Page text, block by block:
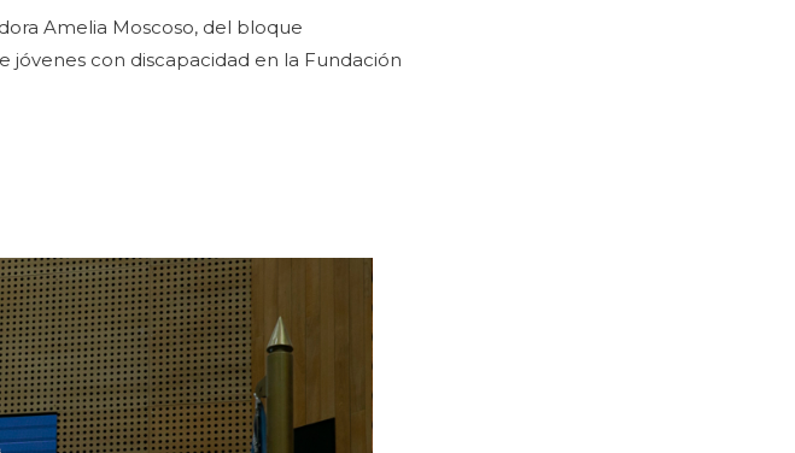
Amelia Moscoso, del bloque
jóvenes con discapacidad en la Fundación